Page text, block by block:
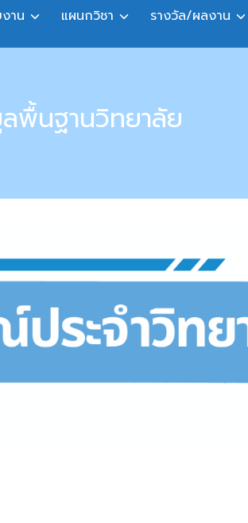
าน แผนกวิชา รางวัล/ผลงาน
พื้นฐานวิทยาลัย